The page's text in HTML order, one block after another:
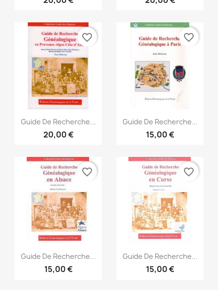
Vorschau
Guide De Recherche...
20,00 €
favorite_border
Vorschau
Guide De Recherche...
15,00 €
favorite_border
Vorschau
Guide De Recherche...
15,00 €
favorite_border
Vorschau
Guide De Recherche...
15,00 €
favorite_border